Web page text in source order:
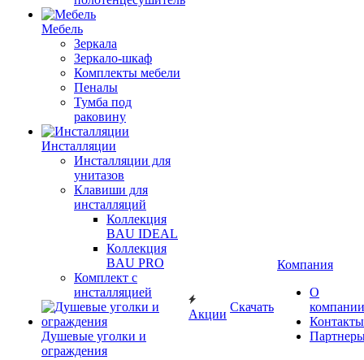
Мебель
Зеркала
Зеркало-шкаф
Комплекты мебели
Пеналы
Тумба под
раковину
Инсталляции
Инсталляции для
унитазов
Клавиши для
инсталляций
Коллекция
BAU IDEAL
Коллекция
BAU PRO
Комплект с
инсталляцией
Душевые уголки и
ограждения
Акции
Скачать
Компания
О
компании
Контакты